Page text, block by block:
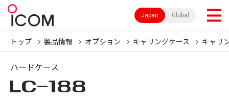
Japan Global
トップ 製品情報 オプション キャリングケース キャリ
ハードケース
LC-188